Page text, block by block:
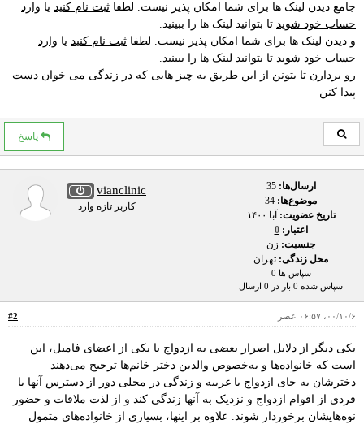
جامع دیدن لینک ها برای شما امکان پذیر نیست. لطفا ثبت نام کنید یا وارد
حساب خود شوید تا بتوانید لینک ها را ببینید.
و دیدن لینک ها برای شما امکان پذیر نیست. لطفا ثبت نام کنید یا وارد
حساب خود شوید تا بتوانید لینک ها را ببینید.
رو بردارن تا بتونن از این طریق به چیز هایی که در زندگی می خوان دست
پیدا کنن
پاسخ
vianclinic
کاربر تازه وارد
ارسال‌ها:35
موضوع‌ها:
تاریخ عضویت: آبا ۱۴۰۰
اعتبار:0
جنسیت: زن
محل زندگی: تهران
سپاس ها 0
سپاس شده 0 بار در 0 ارسال
#2 ۰۰/۱۰/۶، ۰۶:۵۷ عصر
یکی دیگر از دلایل اصرار بعضی به ازدواج با یکی از اعضای فامیل، این
است که خانواده‌ها و به‌خصوص والدین دختر خانم‌ها ترجیح می‌دهند
دخترشان به جای ازدواج با غریبه و زندگی در محلی دور از دسترس آنها با
فردی از اقوام ازدواج و نزدیک به آنها زندگی کند و از لذت ملاقات و حضور
نوه‌هایشان برخوردار شوند. علاوه بر اینها، بسیاری از خانواده‌های متمول